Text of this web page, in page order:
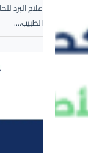
علاج البرد
الطبيب....